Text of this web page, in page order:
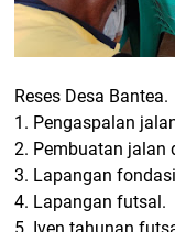
Reses Desa Bantea.
1. Pengaspalan
2. Pembuatan jalan
3. Lapangan
4. Lapangan futsal.